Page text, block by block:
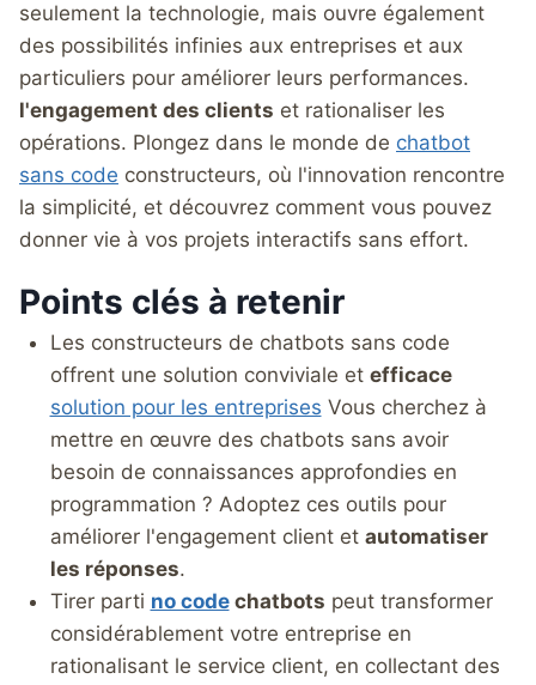
seulement la technologie, mais ouvre également
des possibilités infinies aux entreprises et aux
particuliers pour améliorer leurs performances.
l'engagement des clients et rationaliser les
opérations. Plongez dans le monde de chatbot
sans code constructeurs, où l'innovation rencontre
la simplicité, et découvrez comment vous pouvez
donner vie à vos projets interactifs sans effort.
Points clés à retenir
Les constructeurs de chatbots sans code
offrent une solution conviviale et efficace
solution pour les entreprises Vous cherchez à
mettre en œuvre des chatbots sans avoir
besoin de connaissances approfondies en
programmation ? Adoptez ces outils pour
améliorer l'engagement client et automatiser
les réponses.
Tirer parti no codechatbots peut transformer
considérablement votre entreprise en
rationalisant le service client, en collectant des